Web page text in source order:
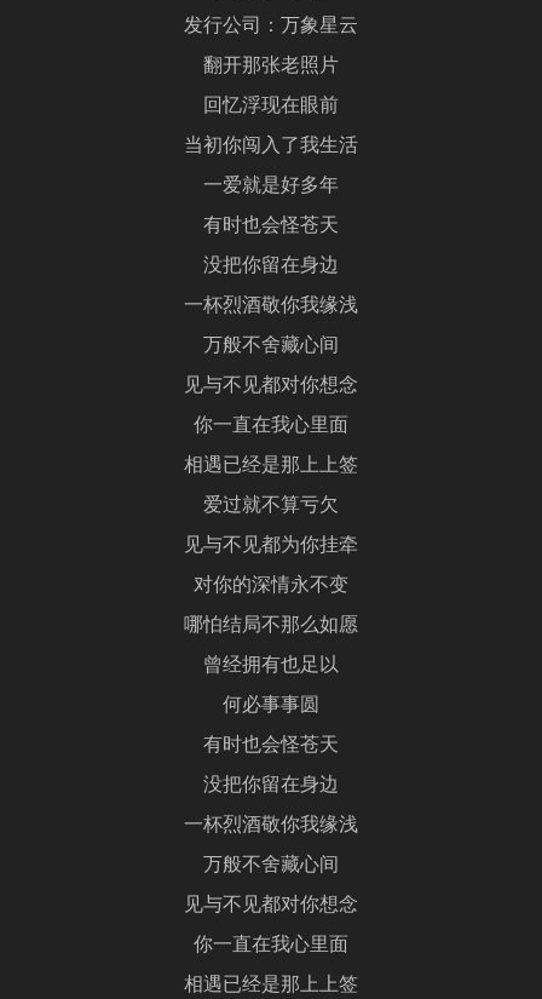
发行公司：万象星云
翻开那张老照片
回忆浮现在眼前
当初你闯入了我生活
一爱就是好多年
有时也会怪苍天
没把你留在身边
一杯烈酒敬你我缘浅
万般不舍藏心间
见与不见都对你想念
你一直在我心里面
相遇已经是那上上签
爱过就不算亏欠
见与不见都为你挂牵
对你的深情永不变
哪怕结局不那么如愿
曾经拥有也足以
何必事事圆
有时也会怪苍天
没把你留在身边
一杯烈酒敬你我缘浅
万般不舍藏心间
见与不见都对你想念
你一直在我心里面
相遇已经是那上上签